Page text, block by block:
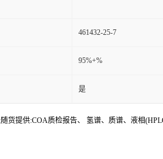
461432-25-7
95%+%
是
货提供:COA质检报告、 氢谱、质谱、液相